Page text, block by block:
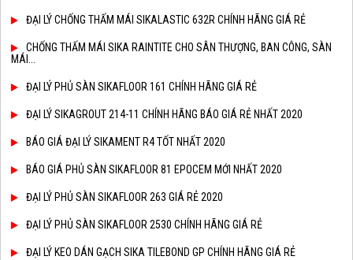
ĐẠI LÝ CHỐNG THẤM MÁI SIKALASTIC 632R CHÍNH HÃNG GIÁ RẺ
CHỐNG THẤM MÁI SIKA RAINTITE CHO SÂN THƯỢNG, BAN CÔNG, SÀN
MÁI...
ĐẠI LÝ PHỦ SÀN SIKAFLOOR 161 CHÍNH HÃNG GIÁ RẺ
ĐẠI LÝ SIKAGROUT 214-11 CHÍNH HÃNG BÁO GIÁ RẺ NHẤT 2020
BÁO GIÁ ĐẠI LÝ SIKAMENT R4 TỐT NHẤT 2020
BÁO GIÁ PHỦ SÀN SIKAFLOOR 81 EPOCEM MỚI NHẤT 2020
ĐẠI LÝ PHỦ SÀN SIKAFLOOR 263 GIÁ RẺ 2020
ĐẠI LÝ PHỦ SÀN SIKAFLOOR 2530 CHÍNH HÃNG GIÁ RẺ
ĐẠI LÝ KEO DÁN GẠCH SIKA TILEBOND GP CHÍNH HÃNG GIÁ RẺ